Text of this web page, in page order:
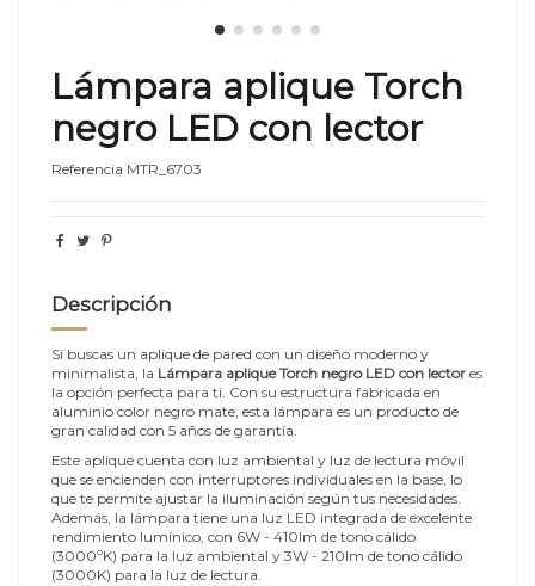
Lámpara aplique Torch
negro LED con lector
Referencia MTR_6703
Descripción
Si buscas un aplique de pared con un diseño moderno y
minimalista, la Lámpara aplique Torch negro LED con lector es
la opción perfecta para ti. Con su estructura fabricada en
aluminio color negro mate, esta lámpara es un producto de
gran calidad con 5 años de garantía.
Este aplique cuenta con luz ambiental y luz de lectura móvil
que se encienden con interruptores individuales en la base, lo
que te permite ajustar la iluminación según tus necesidades.
Además, la lámpara tiene una luz LED integrada de excelente
rendimiento lumínico, con 6W - 410lm de tono cálido
(3000ºK) para la luz ambiental y 3W - 210lm de tono cálido
(3000K) para la luz de lectura.